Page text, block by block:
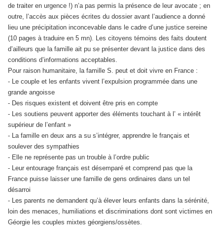
de traiter en urgence !) n’a pas permis la présence de leur avocate ; en
outre, l’accès aux pièces écrites du dossier avant l’audience a donné
lieu une précipitation inconcevable dans le cadre d’une justice sereine
(10 pages à traduire en 5 mn). Les citoyens témoins des faits doutent
d’ailleurs que la famille ait pu se présenter devant la justice dans des
conditions d’informations acceptables.
Pour raison humanitaire, la famille S. peut et doit vivre en France :
- Le couple et les enfants vivent l’expulsion programmée dans une
grande angoisse
- Des risques existent et doivent être pris en compte
- Les soutiens peuvent apporter des éléments touchant à l’ « intérêt
supérieur de l’enfant »
- La famille en deux ans a su s’intégrer, apprendre le français et
soulever des sympathies
- Elle ne représente pas un trouble à l’ordre public
- Leur entourage français est désemparé et comprend pas que la
France puisse laisser une famille de gens ordinaires dans un tel
désarroi
- Les parents ne demandent qu’à élever leurs enfants dans la sérénité,
loin des menaces, humiliations et discriminations dont sont victimes en
Géorgie les couples mixtes géorgiens/ossètes.